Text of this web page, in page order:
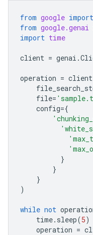
from google import
from google.genai
import time
client = genai .
operation = client
file=
config={
}
}
}
)
while not
time. sleep(5)
operation =